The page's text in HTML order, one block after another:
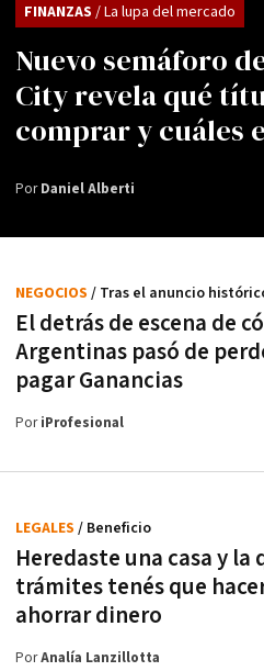
Nuevo semáforo
City revela qué
comprar y cuáles
FINANZAS / La lupa del mercado
PorDaniel Alberti
El detrás de escena de
Argentinas pasó de
pagar Ganancias
NEGOCIOS / Tras el anuncio
PoriProfesional
Heredaste una casa y la
trámites tenés que
ahorrar dinero
LEGALES / Beneficio
PorAnalía Lanzillotta